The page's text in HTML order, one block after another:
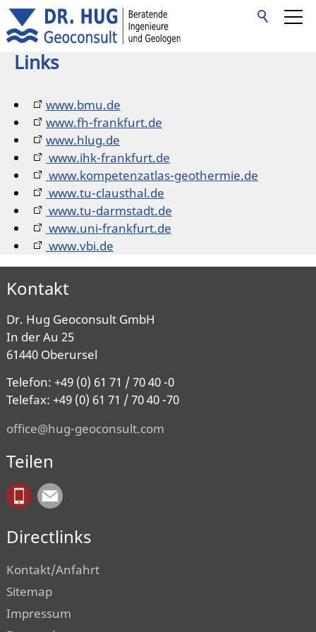
Start
Unternehmen
Leistungen
Referenzen
Kontakt
Links
www.bmu.de
www.fh-frankfurt.de
www.hlug.de
www.ihk-frankfurt.de
www.kompetenzatlas-geothermie.de
www.tu-clausthal.de
www.tu-darmstadt.de
www.uni-frankfurt.de
www.vbi.de
Kontakt
Dr. Hug Geoconsult GmbH
In der Au 25
61440 Oberursel
Telefon: +49 (0) 61 71 / 70 40 -0
Telefax: +49 (0) 61 71 / 70 40 -70
office@hug-geoconsult.com
Teilen
Directlinks
Kontakt/Anfahrt
Sitemap
Impressum